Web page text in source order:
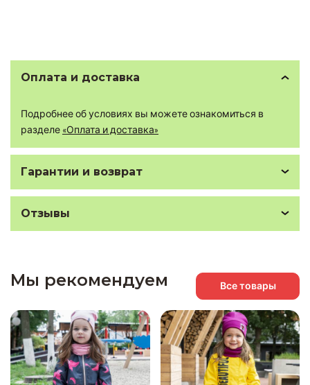
Оплата и доставка
Подробнее об условиях вы можете ознакомиться в
разделе «Оплата и доставка»
Гарантии и возврат
Отзывы
Мы рекомендуем Все товары